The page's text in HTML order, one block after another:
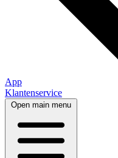
App
Klantenservice
Open main menu